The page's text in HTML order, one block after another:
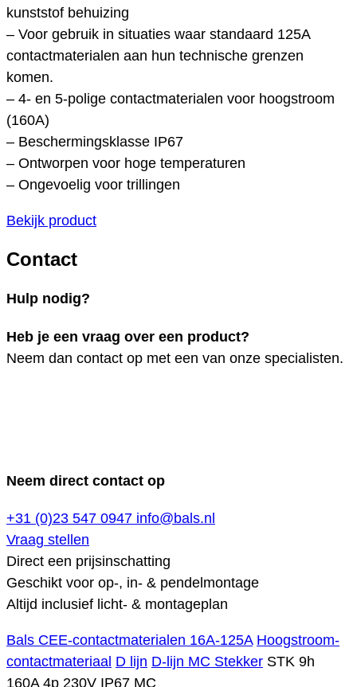
kunststof behuizing
– Voor gebruik in situaties waar standaard 125A
contactmaterialen aan hun technische grenzen
komen.
– 4- en 5-polige contactmaterialen voor hoogstroom
(160A)
– Beschermingsklasse IP67
– Ontworpen voor hoge temperaturen
– Ongevoelig voor trillingen
Bekijk product
Contact
Hulp nodig?
Heb je een vraag over een product?
Neem dan contact op met een van onze specialisten.
Neem direct contact op
+31 (0)23 547 0947 info@bals.nl
Vraag stellen
Direct een prijsinschatting
Geschikt voor op-, in- & pendelmontage
Altijd inclusief licht- & montageplan
Bals CEE-contactmaterialen 16A-125A Hoogstroom-
contactmateriaal D lijn D-lijn MC Stekker STK 9h
160A 4p 230V IP67 MC